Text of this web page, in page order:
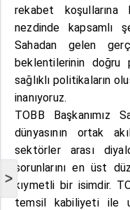
>
rekabet
nezdinde kapsamlı
Sahadan gelen
beklentilerinin doğru
sağlıklı politikaların
inanıyoruz.
TOBB Başkanımız
dünyasının ortak
sektörler arası
sorunlarını en üst
kıymetli bir isimdir.
temsil kabiliyeti ile